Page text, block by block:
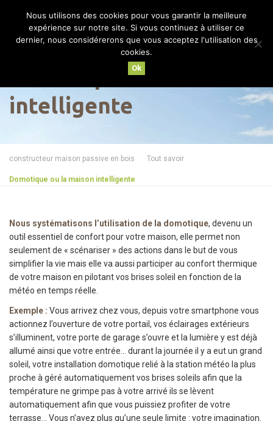
MENU
Domotique ou la maison
intelligente
constructeur maison passive en bois Tout savoir
Domotique ou la maison intelligente
Nous systématisons l’utilisation de la domotique, devenu un
outil essentiel de confort pour votre maison, elle permet non
seulement de « scénariser » des actions dans le but de vous
simplifier la vie mais elle va aussi participer au confort thermique
de votre maison en pilotant vos brises soleil en fonction de la
météo en temps réelle.
Exemple : Vous arrivez chez vous, depuis votre smartphone vous
actionnez l’ouverture de votre portail, vos éclairages extérieurs
s’illuminent, votre porte de garage s’ouvre et la lumière y est déjà
allumé ainsi que votre entrée… durant la journée il y a eut un grand
soleil, votre installation domotique relié à la station météo la plus
proche à géré automatiquement vos brises soleils afin que la
température ne grimpe pas à votre arrivé ils se lèvent
automatiquement afin que vous puissiez profiter de votre
terrasse… Vous n’avez plus qu’une seule limite : votre imagination.
Nous utilisons des cookies pour vous garantir la meilleure
expérience sur notre site. Si vous continuez à utiliser ce
dernier, nous considérerons que vous acceptez l'utilisation des
cookies.
Ok